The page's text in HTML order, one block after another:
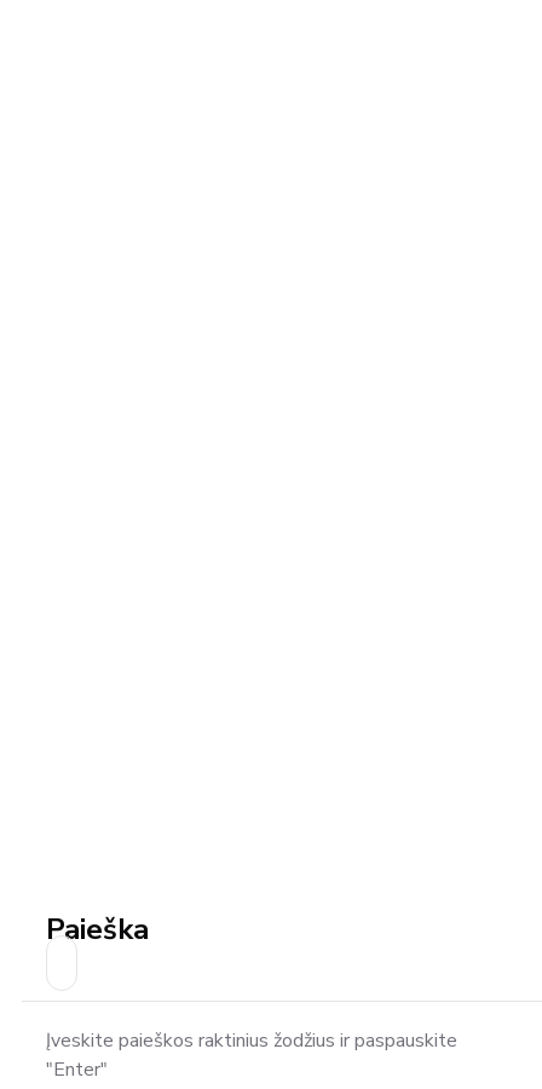
Paieška
Įveskite paieškos raktinius žodžius ir paspauskite
"Enter"